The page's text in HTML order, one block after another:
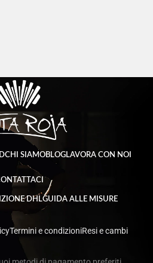
CHI SIAMOBLOGLAVORA CON NOI
DHLGUIDA ALLE MISURE
Termini e condizioniResi e cambi